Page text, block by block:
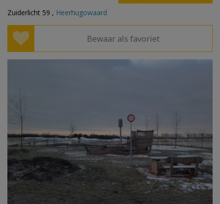
Zuiderlicht 59 , Heerhugowaard
Bewaar als favoriet